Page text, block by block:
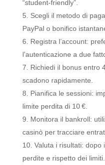
“student‑friendly”.
Scegli il metodo di
PayPal o bonifico
Registra l’account:
l’autenticazione a due
Richiedi il bonus entro
scadono rapidamente.
Pianifica le sessioni:
limite perdita di 10 €.
Monitora il bankroll:
casinò per tracciare
Valuta i risultati: dopo
perdite e rispetto dei limiti.